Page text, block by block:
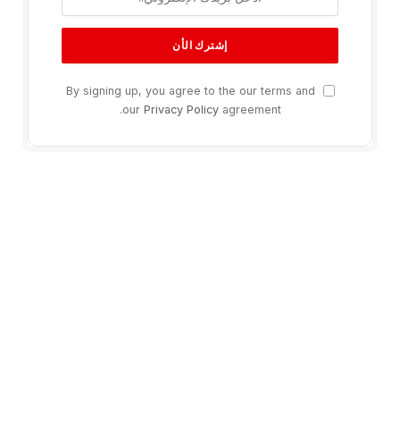
By signing up, you agree to the our terms and
our Privacy Policyagreement.